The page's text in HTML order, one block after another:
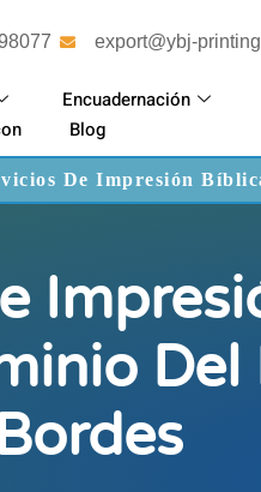
export@ybj-
Encuadernación
Blog
De Impresión
Del